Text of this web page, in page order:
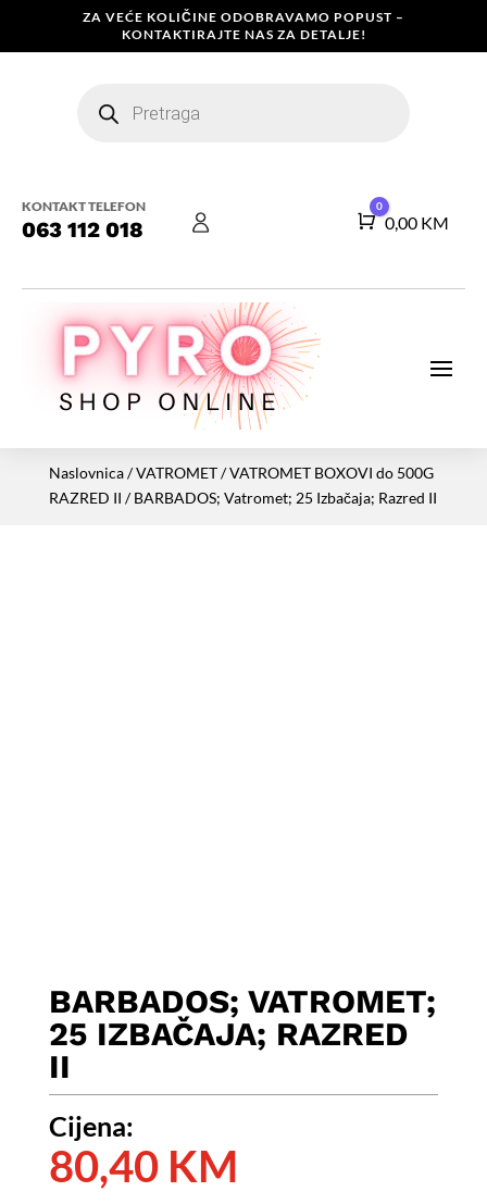
ZA VEĆE KOLIČINE ODOBRAVAMO POPUST –
KONTAKTIRAJTE NAS ZA DETALJE!
search
KONTAKT TELEFON
063 112 018 Košarica
0
0,00 KM
Naslovnica/VATROMET/VATROMET BOXOVI do 500G
RAZRED II / BARBADOS; Vatromet; 25 Izbačaja; Razred II
BARBADOS; VATROMET;
25 IZBAČAJA; RAZRED
II
Cijena:
80,40 KM